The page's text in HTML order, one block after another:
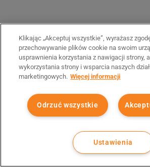
Klikając „Akceptuj wszystkie”, wyrażasz
przechowywanie plików cookie na swoim
usprawnienia korzystania z nawigacji strony,
wykorzystania strony i wsparcia naszych
marketingowych. Więcej informacji
Odrzuć wszystkie
Ustawienia